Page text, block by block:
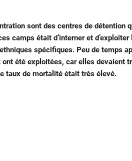
sont des centres de détention
camps était d’interner et
spécifiques. Peu de temps
été exploitées, car elles devaient
taux de mortalité était très élevé.